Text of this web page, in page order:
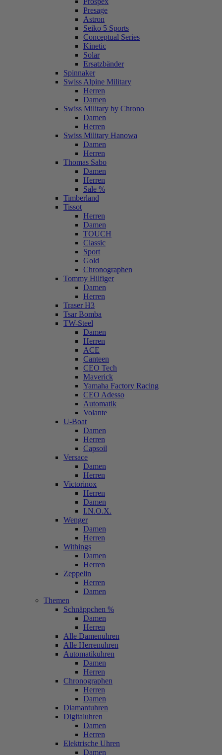
Presage
Astron
Seiko 5 Sports
Conceptual Series
Kinetic
Solar
Ersatzbänder
Spinnaker
Swiss Alpine Military
Herren
Damen
Swiss Military by Chrono
Damen
Herren
Swiss Military Hanowa
Damen
Herren
Thomas Sabo
Damen
Herren
Sale %
Timberland
Tissot
Herren
Damen
TOUCH
Classic
Sport
Gold
Chronographen
Tommy Hilfiger
Damen
Herren
Traser H3
Tsar Bomba
TW-Steel
Damen
Herren
ACE
Canteen
CEO Tech
Maverick
Yamaha Factory Racing
CEO Adesso
Automatik
Volante
U-Boat
Damen
Herren
Capsoil
Versace
Damen
Herren
Victorinox
Herren
Damen
I.N.O.X.
Wenger
Damen
Herren
Withings
Damen
Herren
Zeppelin
Herren
Damen
Themen
Schnäppchen %
Damen
Herren
Alle Damenuhren
Alle Herrenuhren
Automatikuhren
Damen
Herren
Chronographen
Herren
Damen
Diamantuhren
Digitaluhren
Damen
Herren
Elektrische Uhren
Damen